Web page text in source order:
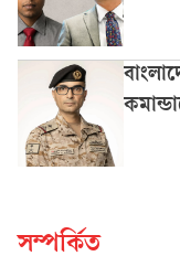
সম্পর্কিত